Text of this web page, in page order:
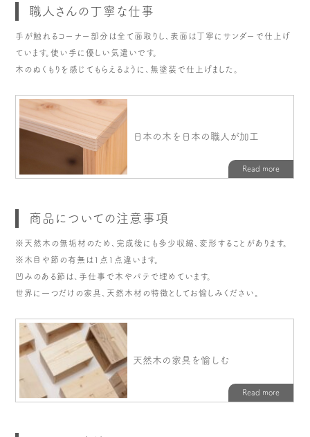
職人さんの丁寧な仕事
手が触れるコーナー部分は全て面取りし、表面は丁寧にサンダーで仕上げ
ています。使い手に優しい気遣いです。
木のぬくもりを感じてもらえるように、無塗装で仕上げました。
商品についての注意事項
※天然木の無垢材のため、完成後にも多少収縮、変形することがあります。
※木目や節の有無は1点1点違います。
凹みのある節は、手仕事で木やパテで埋めています。
世界に一つだけの家具、天然木材の特徴としてお愉しみください。